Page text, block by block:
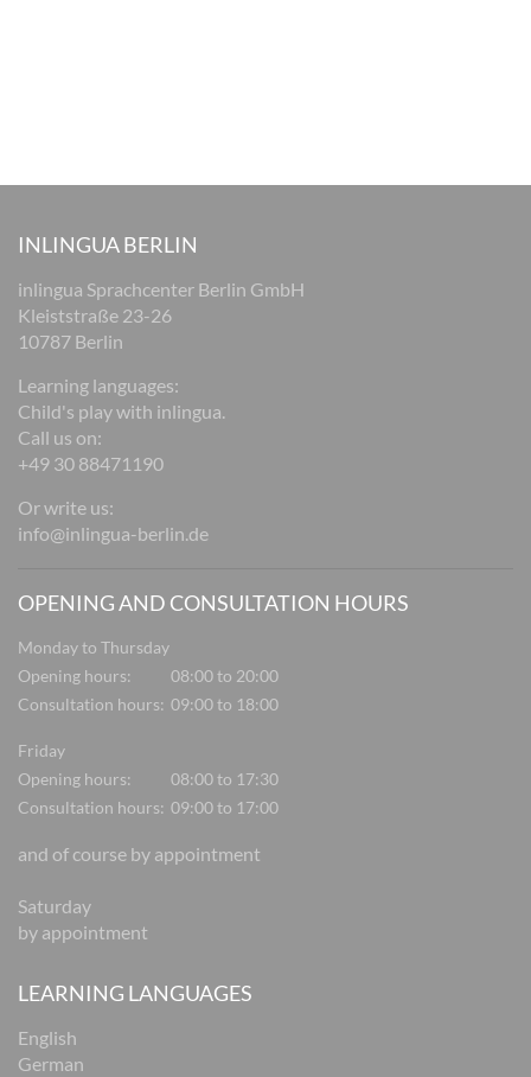
INLINGUA BERLIN
inlingua Sprachcenter Berlin GmbH
Kleiststraße 23-26
10787 Berlin
Learning languages:
Child's play with inlingua.
Call us on:
+49 30 88471190
Or write us:
info@inlingua-berlin.de
OPENING AND CONSULTATION HOURS
Monday to Thursday
Opening hours:
08:00 to 20:00
Consultation hours: 09:00 to 18:00
Friday
Opening hours:
08:00 to 17:30
Consultation hours: 09:00 to 17:00
and of course by appointment
Saturday
by appointment
LEARNING LANGUAGES
English
German